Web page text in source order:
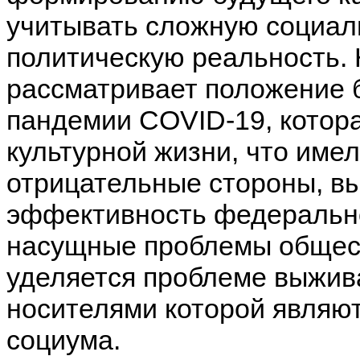
учитывать сложную
политическую
рассматривает положение
пандемии COVID-19,
культурной жизни, что
отрицательные стороны,
эффективность
насущные проблемы
уделяется проблеме
носителями которой
социума.